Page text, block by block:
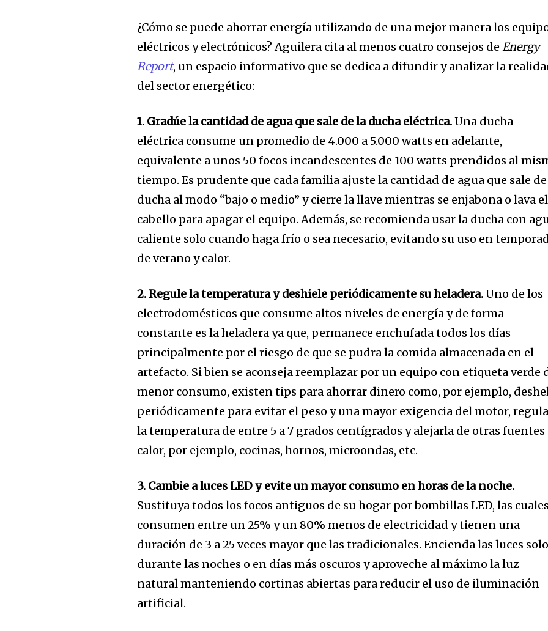
Join our community of
SUBSCRIBERS and be part
of the conversation.
To subscribe, simply enter your email address on our website or click
the subscribe button below. Don't worry, we respect your privacy and
won't spam your inbox. Your information is safe with us.
¿Cómo se puede ahorrar energía utilizando de una mejor manera los
eléctricos y electrónicos? Aguilera cita al menos cuatro consejos deEnergy
Report, un espacio informativo que se dedica a difundir y analizar la
del sector energético:
1. Gradúe la cantidad de agua que sale de la ducha eléctrica.Una ducha
eléctrica consume un promedio de 4.000 a 5.000 watts en adelante,
equivalente a unos 50 focos incandescentes de 100 watts prendidos al
tiempo. Es prudente que cada familia ajuste la cantidad de agua que sale
ducha al modo “bajo o medio” y cierre la llave mientras se enjabona o lava el
cabello para apagar el equipo. Además, se recomienda usar la ducha con
caliente solo cuando haga frío o sea necesario, evitando su uso en
de verano y calor.
2. Regule la temperatura y deshiele periódicamente su heladera.Uno de los
electrodomésticos que consume altos niveles de energía y de forma
constante es la heladera ya que, permanece enchufada todos los días
principalmente por el riesgo de que se pudra la comida almacenada en el
artefacto. Si bien se aconseja reemplazar por un equipo con etiqueta verde
menor consumo, existen tips para ahorrar dinero como, por ejemplo,
periódicamente para evitar el peso y una mayor exigencia del motor,
la temperatura de entre 5 a 7 grados centígrados y alejarla de otras fuentes
calor, por ejemplo, cocinas, hornos, microondas, etc.
3. Cambie a luces LED y evite un mayor consumo en horas de la noche.
Sustituya todos los focos antiguos de su hogar por bombillas LED, las cuales
consumen entre un 25% y un 80% menos de electricidad y tienen una
duración de 3 a 25 veces mayor que las tradicionales. Encienda las luces solo
durante las noches o en días más oscuros y aproveche al máximo la luz
natural manteniendo cortinas abiertas para reducir el uso de iluminación
artificial.